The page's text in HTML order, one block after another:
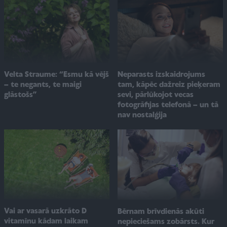
Velta Straume: “Esmu kā vējš
– te negants, te maigi
glāstošs”
Neparasts izskaidrojums
tam, kāpēc dažreiz pieķeram
sevi, pārlūkojot vecas
fotogrāfijas telefonā – un tā
nav nostalģija
Vai ar vasarā uzkrāto D
vitamīnu kādam laikam
Bērnam brīvdienās akūti
nepieciešams zobārsts. Kur